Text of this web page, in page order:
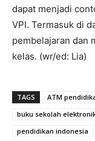
dapat menjadi
VPI. Termasuk di
pembelajaran dan
kelas. (wr/ed: Lia)
TAGS ATM
buku sekolah
pendidikan indonesia